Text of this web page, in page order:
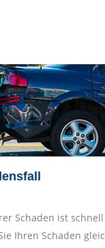
Schaden ist schnell
Ihren Schaden